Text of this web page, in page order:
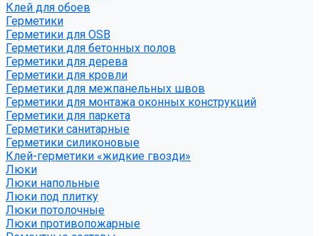
Клей для обоев
Герметики
Герметики для OSB
Герметики для бетонных полов
Герметики для дерева
Герметики для кровли
Герметики для межпанельных швов
Герметики для монтажа оконных конструкций
Герметики для паркета
Герметики санитарные
Герметики силиконовые
Клей-герметики «жидкие гвозди»
Люки
Люки напольные
Люки под плитку
Люки потолочные
Люки противопожарные